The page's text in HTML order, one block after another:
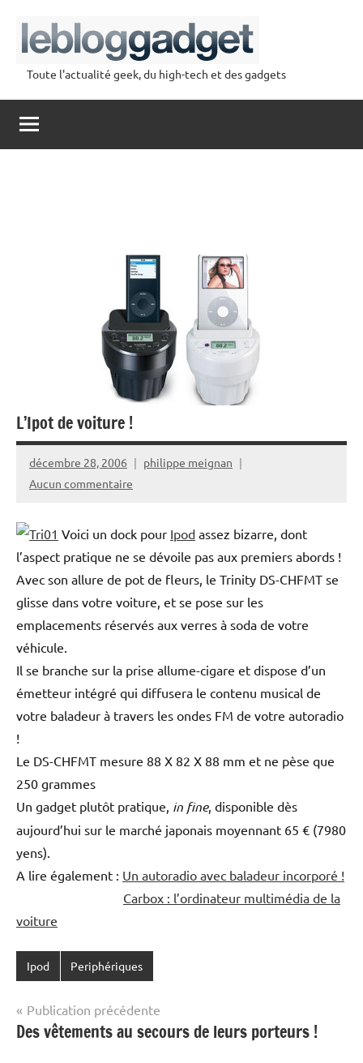
contenu
lebloggadget
Toute l'actualité geek, du high-tech et des gadgets
L’Ipot de voiture !
décembre 28, 2006
philippe meignan
Aucun commentaire
Voici un dock pour Ipod assez bizarre, dont
l’aspect pratique ne se dévoile pas aux premiers abords !
Avec son allure de pot de fleurs, le Trinity DS-CHFMT se
glisse dans votre voiture, et se pose sur les
emplacements réservés aux verres à soda de votre
véhicule.
Il se branche sur la prise allume-cigare et dispose d’un
émetteur intégré qui diffusera le contenu musical de
votre baladeur à travers les ondes FM de votre autoradio
!
Le DS-CHFMT mesure 88 X 82 X 88 mm et ne pèse que
250 grammes
Un gadget plutôt pratique, in fine, disponible dès
aujourd’hui sur le marché japonais moyennant 65 € (7980
yens).
A lire également : Un autoradio avec baladeur incorporé !
Carbox : l’ordinateur multimédia de la
voiture
Ipod Periphériques
Navigation
de
Publication précédente
Des vêtements au secours de leurs porteurs !